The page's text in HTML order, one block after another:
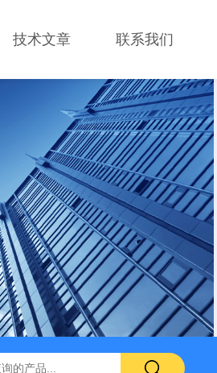
技术文章 联系我们
大连依利特Hypersil ODS2